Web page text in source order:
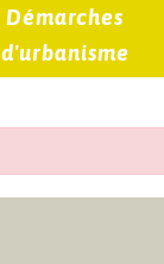
Démarches
d'urbanisme